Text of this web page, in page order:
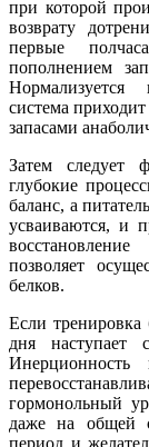
при которой
возврату
первые
пополнением
Нормализуется
система
запасами
Затем следует
глубокие
баланс, а
усваиваются, и
позволяет
белков.
Если тренировка
дня наступает
Инерционность
гормонольный
даже на общей
период и